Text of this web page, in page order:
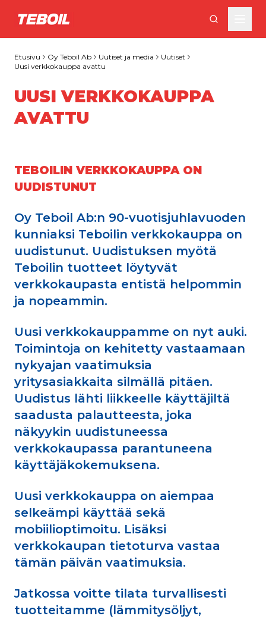
Siirry pääsisältöön
Etusivu Oy Teboil Ab Uutiset ja media
Uutiset
Uusi verkkokauppa avattu
UUSI VERKKOKAUPPA
AVATTU
TEBOILIN VERKKOKAUPPA ON
UUDISTUNUT
Oy Teboil Ab:n 90-vuotisjuhlavuoden
kunniaksi Teboilin verkkokauppa on
uudistunut. Uudistuksen myötä
Teboilin tuotteet löytyvät
verkkokaupasta entistä helpommin
ja nopeammin.
Uusi verkkokauppamme on nyt auki.
Toimintoja on kehitetty vastaamaan
nykyajan vaatimuksia
yritysasiakkaita silmällä pitäen.
Uudistus lähti liikkeelle käyttäjiltä
saadusta palautteesta, joka
näkyykin uudistuneessa
verkkokaupassa parantuneena
käyttäjäkokemuksena.
Uusi verkkokauppa on aiempaa
selkeämpi käyttää sekä
mobiilioptimoitu. Lisäksi
verkkokaupan tietoturva vastaa
tämän päivän vaatimuksia.
Jatkossa voitte tilata turvallisesti
tuotteitamme (lämmitysöljyt,